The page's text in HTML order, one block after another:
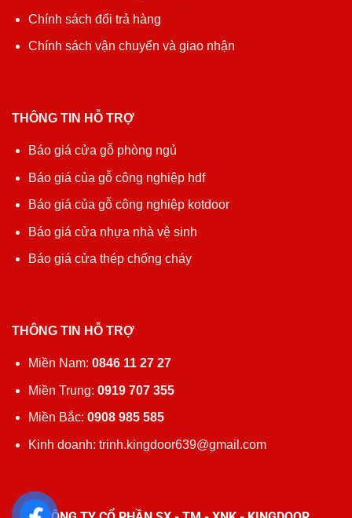
Chính sách đổi trả hàng
Chính sách vận chuyển và giao nhận
THÔNG TIN HỖ TRỢ
Báo giá cửa gỗ phòng ngủ
Báo giá của gỗ công nghiệp hdf
Báo giá của gỗ công nghiệp kotdoor
Báo giá cửa nhựa nhà vệ sinh
Báo giá cửa thép chống cháy
THÔNG TIN HỖ TRỢ
Miền Nam: 0846 11 27 27
Miền Trung: 0919 707 355
Miền Bắc: 0908 985 585
Kinh doanh: trinh.kingdoor639@gmail.com